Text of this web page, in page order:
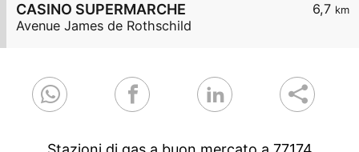
6,7 km
CASINO SUPERMARCHE
Avenue James de Rothschild